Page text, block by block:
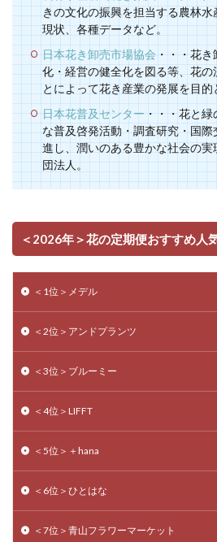
きの文化の振興を担当する農林
現状、各種データなど。
日本花き卸売市場協会・・・花き
化・経営の健全化を図る等、花
とによって花き産業の発展を目
日本花普及センター・・・花と緑
な普及啓発活動・調査研究・国
進し、潤いのある豊かな社会の
団法人。
＜2026年＞花の定期便おすすめ人
＜1位＞メデル
＜2位＞アンドプランツ
＜3位＞ブルーミー
＜4位＞LIFFT
＜5位＞＋hana
＜6位＞ひとはな
＜7位＞青山フラワーマーケット